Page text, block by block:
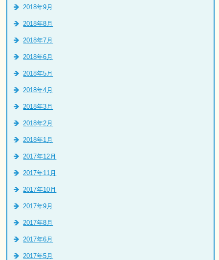
2018年9月
2018年8月
2018年7月
2018年6月
2018年5月
2018年4月
2018年3月
2018年2月
2018年1月
2017年12月
2017年11月
2017年10月
2017年9月
2017年8月
2017年6月
2017年5月